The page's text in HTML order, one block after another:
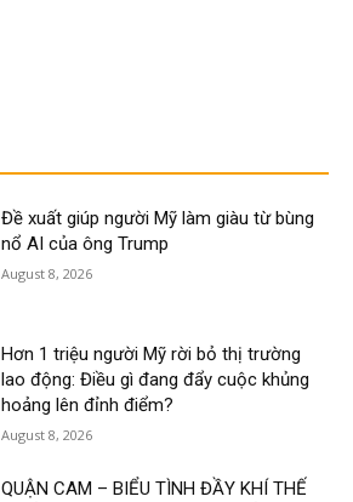
Đề xuất giúp người Mỹ làm giàu từ bùng
nổ AI của ông Trump
August 8, 2026
Hơn 1 triệu người Mỹ rời bỏ thị trường
lao động: Điều gì đang đẩy cuộc khủng
hoảng lên đỉnh điểm?
August 8, 2026
QUẬN CAM – BIỂU TÌNH ĐẦY KHÍ THẾ